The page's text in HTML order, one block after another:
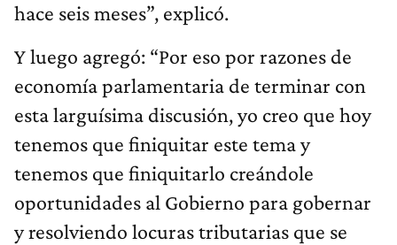
hace seis meses”, explicó.
Y luego agregó: “Por eso por razones de
economía parlamentaria de terminar con
esta larguísima discusión, yo creo que hoy
tenemos que finiquitar este tema y
tenemos que finiquitarlo creándole
oportunidades al Gobierno para gobernar
y resolviendo locuras tributarias que se